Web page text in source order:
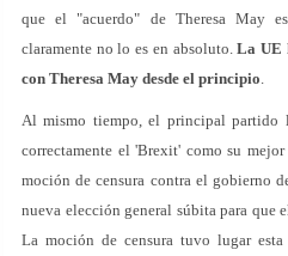
que el "acuerdo" de Theresa May
claramente no lo es en absoluto.La UE
con Theresa May desde el principio.
Al mismo tiempo, el principal partido
correctamente el 'Brexit' como su
moción de censura contra el gobierno
nueva elección general súbita para que
La moción de censura tuvo lugar esta